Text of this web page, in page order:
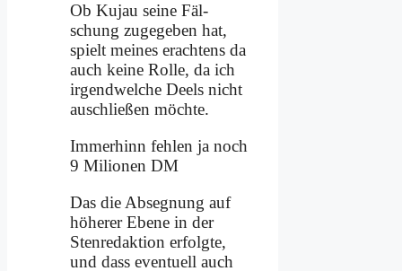
Ob Ku­jau sei­ne Fäl­
schung zu­ge­ge­ben hat,
spielt mei­nes er­ach­tens da
auch kei­ne Rol­le, da ich
ir­gend­wel­che Deels nicht
auschlie­ßen möch­te.
Im­mer­hinn feh­len ja noch
9 Mi­li­o­nen DM
Das die Ab­seg­nung auf
hö­he­rer Ebe­ne in der
Sten­re­dak­ti­on er­folg­te,
und dass even­tu­ell auch